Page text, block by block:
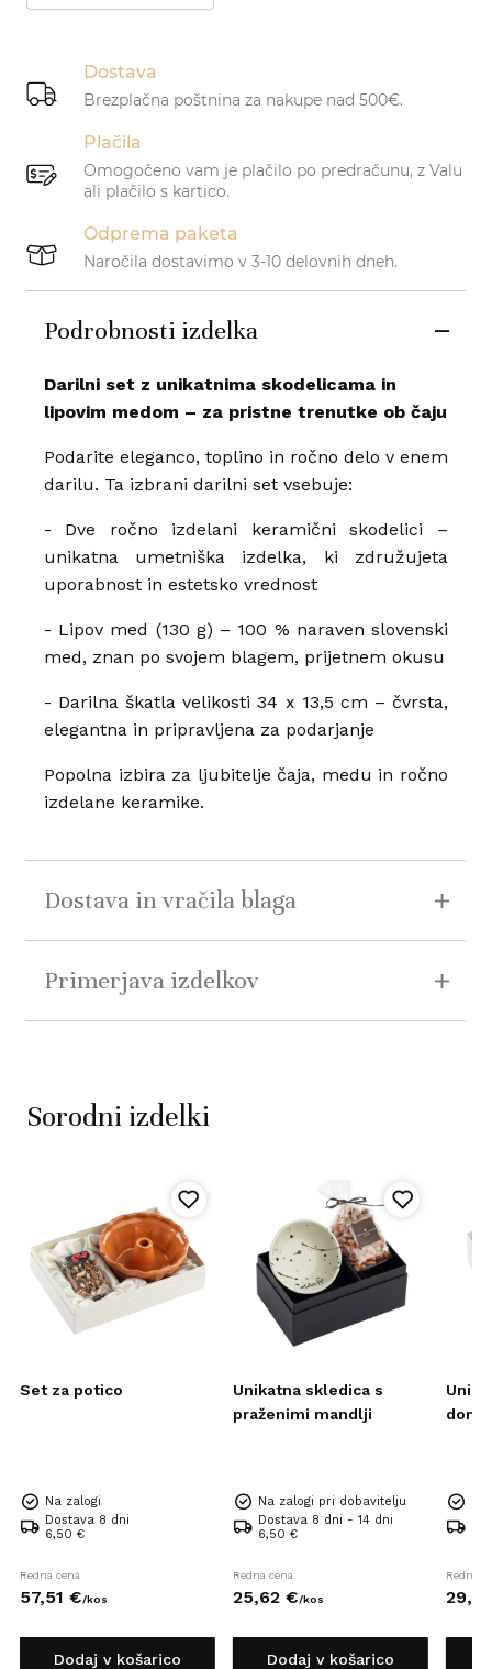
Dostava
Brezplačna poštnina za nakupe nad 500€.
Plačila
Omogočeno vam je plačilo po predračunu, z Valu
ali plačilo s kartico.
Odprema paketa
Naročila dostavimo v 3-10 delovnih dneh.
Podrobnosti izdelka
Darilni set z unikatnima skodelicama in
lipovim medom – za pristne trenutke ob čaju
Podarite eleganco, toplino in ročno delo v enem
darilu. Ta izbrani darilni set vsebuje:
- Dve ročno izdelani keramični skodelici –
unikatna umetniška izdelka, ki združujeta
uporabnost in estetsko vrednost
- Lipov med (130 g) – 100 % naraven slovenski
med, znan po svojem blagem, prijetnem okusu
- Darilna škatla velikosti 34 x 13,5 cm – čvrsta,
elegantna in pripravljena za podarjanje
Popolna izbira za ljubitelje čaja, medu in ročno
izdelane keramike.
Dostava in vračila blaga
Primerjava izdelkov
Sorodni izdelki
Set za potico
Na zalogi
Dostava 8 dni
6,50 €
Redna cena
57,51 €/kos
Dodaj v košarico
Unikatna skledica s
praženimi mandlji
Na zalogi pri dobavitelju
Dostava 8 dni - 14 dni
6,50 €
Redna cena
25,62 €/kos
Dodaj v košarico
Redna
29,